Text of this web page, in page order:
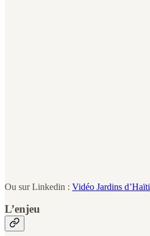
Ou sur Linkedin : Vidéo Jardins d’Haïti
L’enjeu